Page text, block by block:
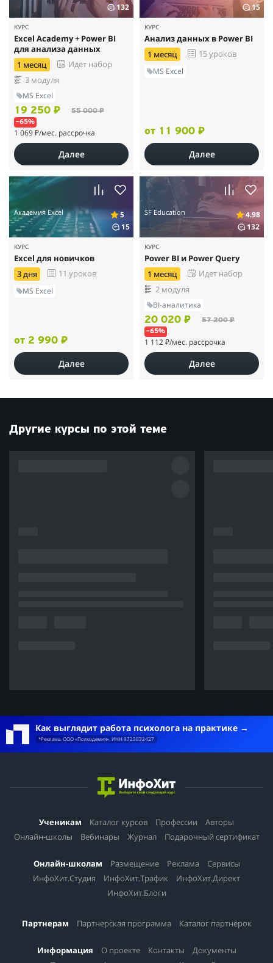
132
КУРС
Excel Academy + Power BI
для анализа данных
1 месяц
Идет набор
3 модуля
MS Excel
19 250 ₽ 55 000 ₽
–65%
1 069 ₽/мес. рассрочка
Далее
15
КУРС
Анализ данных в Power BI
1 месяц
15 уроков
MS Excel
от 11 900 ₽
Далее
Академия Excel
5
15
КУРС
Excel для новичков
3 дня
11 уроков
MS Excel
от 2 990 ₽
Далее
SF Education
4.98
132
КУРС
Power BI и Power Query
1 месяц
Идет набор
2 модуля
BI-аналитика
20 020 ₽ 57 200 ₽
–65%
1 112 ₽/мес. рассрочка
Далее
Другие курсы по этой теме
Как выглядит работа психолога на практике
*Реклама. ООО «Психодемия». ИНН 9723032427
Ученикам Каталог курсов Профессии
Авторы
Онлайн-школы
Вебинары Журнал Подарочный сертификат
Онлайн-школам Размещение Реклама
Сервисы
ИнфоХит.Студия
ИнфоХит.Трафик
ИнфоХит.Директ
ИнфоХит.Блоги
Партнерам Партнерская программа Каталог партнёрок
Информация О проекте Контакты
Документы